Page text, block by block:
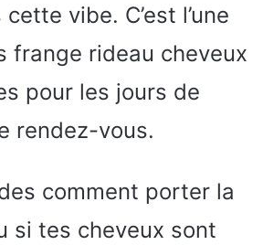
vibe. C’est l’une
frange rideau cheveux
pour les jours de
rendez-vous.
comment porter la
si tes cheveux sont